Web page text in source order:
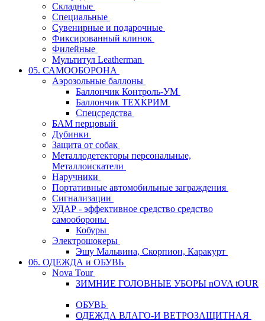
Складные
Специальные
Сувенирные и подарочные
Фиксированный клинок
Филейные
Мультитул Leatherman
05. САМООБОРОНА
Аэрозольные баллоны
Баллончик Контроль-УМ
Баллончик ТЕХКРИМ
Спецсредства
БАМ перцовый
Дубинки
Защита от собак
Металлодетекторы персональные,
Металлоискатели
Наручники
Портативные автомобильные заграждения
Сигнализации
УДАР - эффективное средство средство
самообороны
Кобуры
Электрошокеры
Эшу Мальвина, Скорпион, Каракурт
06. ОДЕЖДА и ОБУВЬ
Nova Tour
ЗИМНИЕ ГОЛОВНЫЕ УБОРЫ nOVA tOUR
ОБУВЬ
ОДЕЖДА ВЛАГО-И ВЕТРОЗАЩИТНАЯ